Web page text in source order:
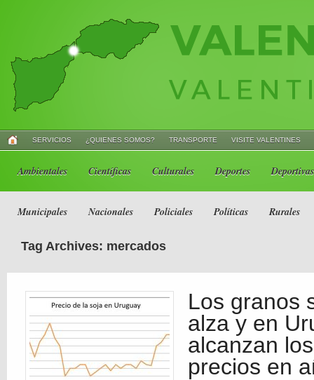
SERVICIOS ¿QUIENES SOMOS? TRANSPORTE VISITE VALENTINES
Ambientales Científicas Culturales Deportes Deportivas
Municipales Nacionales Policiales Políticas Rurales
Tag Archives: mercados
Los granos
alza y en
alcanzan
precios en